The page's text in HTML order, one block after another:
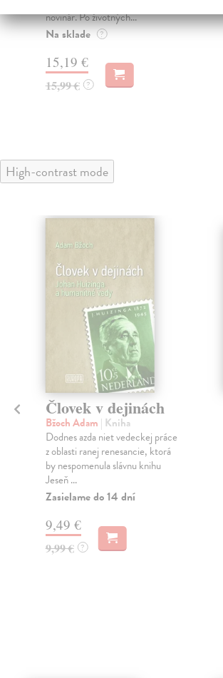
novinár. Po životných...
Na sklade ?
15,19 €
15,99 € ?
High-contrast mode
Človek v dejinách
Bžoch Adam | Kniha
Dodnes azda niet vedeckej práce
z oblasti ranej renesancie, ktorá
by nespomenula slávnu knihu
Jeseň ...
Zasielame do 14 dní
9,49 €
9,99 € ?